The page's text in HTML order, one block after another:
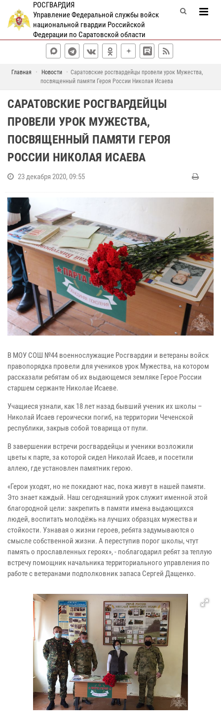
РОСГВАРДИЯ
Управление Федеральной службы войск
национальной гвардии Российской
Федерации по Саратовской области
Главная Новости
Саратовские росгвардейцы провели урок Мужества,
посвященный памяти Героя России Николая Исаева
САРАТОВСКИЕ РОСГВАРДЕЙЦЫ
ПРОВЕЛИ УРОК МУЖЕСТВА,
ПОСВЯЩЕННЫЙ ПАМЯТИ ГЕРОЯ
РОССИИ НИКОЛАЯ ИСАЕВА
23 декабря 2020, 09:55
В МОУ СОШ №44 военнослужащие Росгвардии и ветераны войск
правопорядка провели для учеников урок Мужества, на котором
рассказали ребятам об их выдающемся земляке Герое России
старшем сержанте Николае Исаеве.
Учащиеся узнали, как 18 лет назад бывший ученик их школы –
Николай Исаев героически погиб, на территории Чеченской
республики, закрыв собой товарища от пули.
В завершении встречи росгвардейцы и ученики возложили
цветы к парте, за которой сидел Николай Исаев, и посетили
аллею, где установлен памятник герою.
«Герои уходят, но не покидают нас, пока живут в нашей памяти.
Это знает каждый. Наш сегодняшний урок служит именной этой
благородной цели: закрепить в памяти имена выдающихся
людей, воспитать молодёжь на лучших образцах мужества и
стойкости. Узнавая о жизни героев, ребята задумываются о
смысле собственной жизни. А переступив порог школы, чтут
память о прославленных героях», - поблагодарил ребят за теплую
встречу помощник начальника территориального управления по
работе с ветеранами подполковник запаса Сергей Дащенко.